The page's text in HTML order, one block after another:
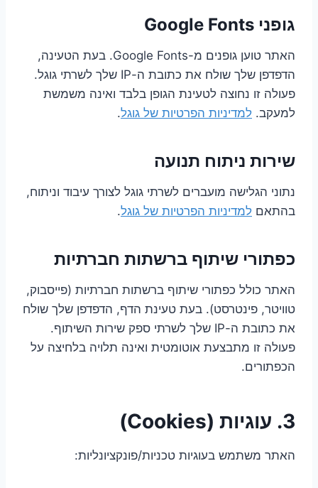
גופני Google Fonts
האתר טוען גופנים מ-Google Fonts. בעת הטעינה,
הדפדפן שלך שולח את כתובת ה-IP שלך לשרתי גוגל.
פעולה זו נחוצה לטעינת הגופן בלבד ואינה משמשת
למעקב. למדיניות הפרטיות של גוגל.
שירות ניתוח תנועה
נתוני הגלישה מועברים לשרתי גוגל לצורך עיבוד וניתוח,
בהתאם למדיניות הפרטיות של גוגל.
כפתורי שיתוף ברשתות חברתיות
האתר כולל כפתורי שיתוף ברשתות חברתיות (פייסבוק,
טוויטר, פינטרסט). בעת טעינת הדף, הדפדפן שלך שולח
את כתובת ה-IP שלך לשרתי ספק שירות השיתוף.
פעולה זו מתבצעת אוטומטית ואינה תלויה בלחיצה על
הכפתורים.
3. עוגיות (Cookies)
האתר משתמש בעוגיות טכניות/פונקציונליות: